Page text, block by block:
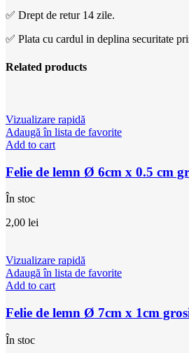
✅ Drept de retur 14 zile.
✅ Plata cu cardul in deplina securitate
Related products
Vizualizare rapidă
Adaugă în lista de favorite
Add to cart
Felie de lemn Ø 6cm x 0.5 cm
În stoc
2,00 lei
Vizualizare rapidă
Adaugă în lista de favorite
Add to cart
Felie de lemn Ø 7cm x 1cm
În stoc